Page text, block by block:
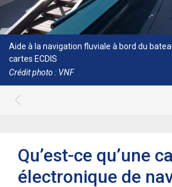
Aide à la navigation fluviale à bord du
cartes ECDIS
Crédit photo : VNF
Qu’est-ce qu’une
électronique de